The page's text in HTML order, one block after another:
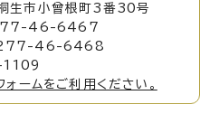
市小曾根町3番30号
46-6467
46-6468
1109
ームをご利用ください。